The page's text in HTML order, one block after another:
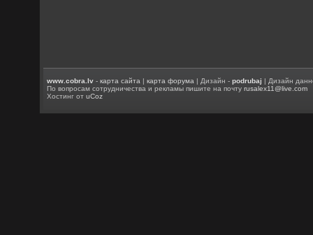
www.cobra.lv -карта сайта |карта форума | Дизайн -podrubaj | Дизайн
По вопросам сотрудничества и рекламы пишите на почтуrusalex11@live.com
Хостинг отuCoz